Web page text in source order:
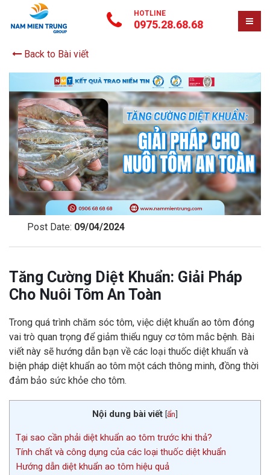
HOTLINE
0975.28.68.68
Back to Bài viết
Post Date: 09/04/2024
Tăng Cường Diệt Khuẩn: Giải Pháp
Cho Nuôi Tôm An Toàn
Trong quá trình chăm sóc tôm, việc diệt khuẩn ao tôm đóng
vai trò quan trọng để giảm thiểu nguy cơ tôm mắc bệnh. Bài
viết này sẽ hướng dẫn bạn về các loại thuốc diệt khuẩn và
biện pháp diệt khuẩn ao tôm một cách thông minh, đồng thời
đảm bảo sức khỏe cho tôm.
Nội dung bài viết [ẩn]
Tại sao cần phải diệt khuẩn ao tôm trước khi thả?
Tính chất và công dụng của các loại thuốc diệt khuẩn
Hướng dẫn diệt khuẩn ao tôm hiệu quả